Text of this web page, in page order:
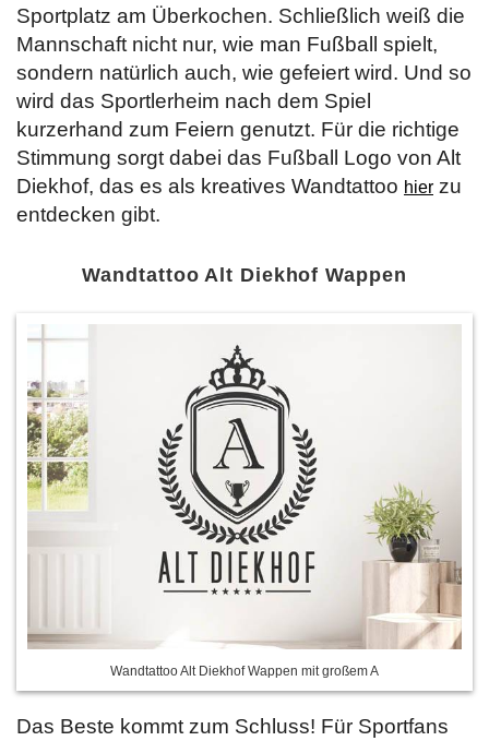
Sportplatz am Überkochen. Schließlich weiß die
Mannschaft nicht nur, wie man Fußball spielt,
sondern natürlich auch, wie gefeiert wird. Und so
wird das Sportlerheim nach dem Spiel
kurzerhand zum Feiern genutzt. Für die richtige
Stimmung sorgt dabei das Fußball Logo von Alt
Diekhof, das es als kreatives Wandtattoo hier zu
entdecken gibt.
Wandtattoo Alt Diekhof Wappen
Wandtattoo Alt Diekhof Wappen mit großem A
Das Beste kommt zum Schluss! Für Sportfans